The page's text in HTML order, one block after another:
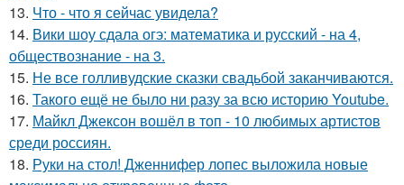
13. Что - что я сейчас увидела?
14. Вики шоу сдала огэ: математика и русский - на 4,
обществознание - на 3.
15. Не все голливудские сказки свадьбой заканчиваются.
16. Такого ещё не было ни разу за всю историю Youtube.
17. Майкл Джексон вошёл в топ - 10 любимых артистов
среди россиян.
18. Руки на стол! Дженнифер лопес выложила новые